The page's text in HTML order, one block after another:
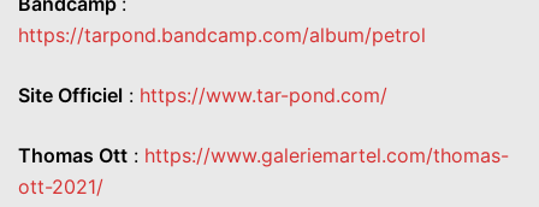
https://tarpond.bandcamp.com/album/petrol
Site Officiel : https://www.tar-pond.com/
Thomas Ott : https://www.galeriemartel.com/thomas-
ott-2021/